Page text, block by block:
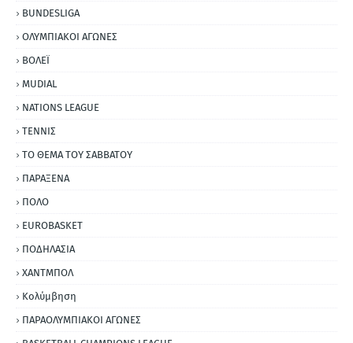
BUNDESLIGA
ΟΛΥΜΠΙΑΚΟΙ ΑΓΩΝΕΣ
ΒΟΛΕΪ
MUDIAL
NATIONS LEAGUE
ΤΕΝΝΙΣ
ΤΟ ΘΕΜΑ ΤΟΥ ΣΑΒΒΑΤΟΥ
ΠΑΡΑΞΕΝΑ
ΠΟΛΟ
EUROBASKET
ΠΟΔΗΛΑΣΙΑ
ΧΑΝΤΜΠΟΛ
Κολύμβηση
ΠΑΡΑΟΛΥΜΠΙΑΚΟΙ ΑΓΩΝΕΣ